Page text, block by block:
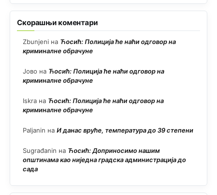
Скорашњи коментари
Zbunjeni на Ћосић: Полиција ће наћи одговор на
криминалне обрачуне
Јово на Ћосић: Полиција ће наћи одговор на
криминалне обрачуне
Iskra на Ћосић: Полиција ће наћи одговор на
криминалне обрачуне
Paljanin на И данас вруће, температура до 39 степени
Sugrađanin на Ћосић: Доприносимо нашим
општинама као ниједна градска администрација до
сада